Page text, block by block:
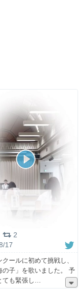
2
17
ールに初めて挑戦し、
の子」を歌いました。 予
ても緊張し